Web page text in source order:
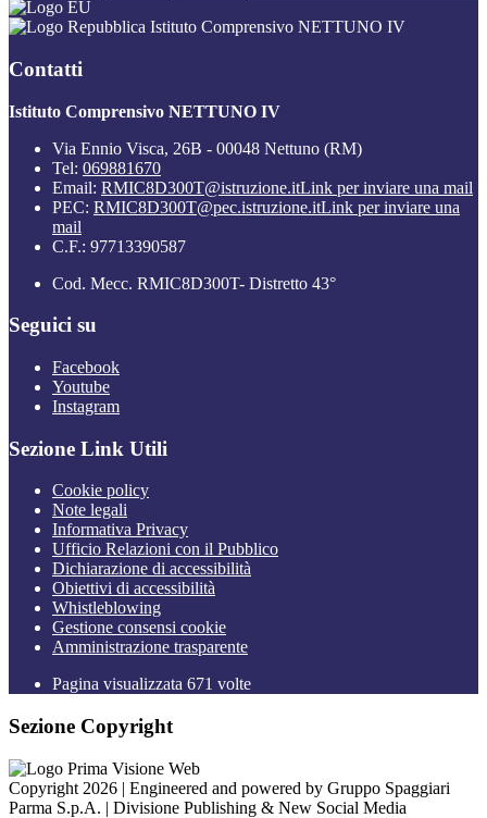
Istituto Comprensivo NETTUNO IV
Contatti
Istituto Comprensivo NETTUNO IV
Via Ennio Visca, 26B - 00048 Nettuno (RM)
Tel: 069881670
Email: RMIC8D300T@istruzione.itLink per inviare una mail
PEC: RMIC8D300T@pec.istruzione.itLink per inviare una
mail
C.F.: 97713390587
Cod. Mecc. RMIC8D300T- Distretto 43°
Seguici su
Facebook
Youtube
Instagram
Sezione Link Utili
Cookie policy
Note legali
Informativa Privacy
Ufficio Relazioni con il Pubblico
Dichiarazione di accessibilità
Obiettivi di accessibilità
Whistleblowing
Gestione consensi cookie
Amministrazione trasparente
Pagina visualizzata 671 volte
Sezione Copyright
Copyright 2026 | Engineered and powered by Gruppo Spaggiari
Parma S.p.A. | Divisione Publishing & New Social Media